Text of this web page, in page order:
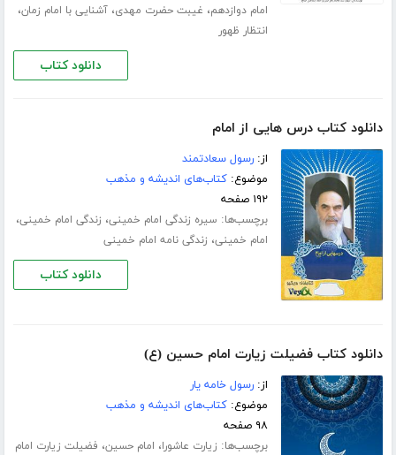
امام دوازدهم، غیبت حضرت مهدی،آشنایی با امام زمان،
انتظار ظهور
دانلود کتاب
دانلود کتاب درس هایی از امام
از:رسول سعادتمند
موضوع:کتاب‌های اندیشه و مذهب
۱۹۲ صفحه
برچسب‌ها: سیره زندگی امام خمینی، زندگی امام خمینی،
امام خمینی، زندگی نامه امام خمینی
دانلود کتاب
دانلود کتاب فضیلت زیارت امام حسین (ع)
از:رسول خامه یار
موضوع:کتاب‌های اندیشه و مذهب
۹۸ صفحه
برچسب‌ها: زیارت عاشورا، امام حسین، فضیلت زیارت امام